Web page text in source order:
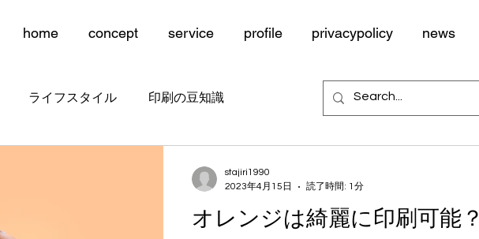
home concept service profile privacypolicy news
ライフスタイル 印刷の豆知識
オレンジは綺麗に印刷可能？
stajiri1990
2023年4月15日
読了時間: 1分